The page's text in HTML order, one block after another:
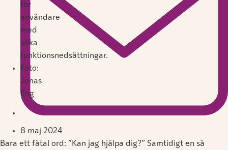
för
användare
med
olika
funktionsnedsättningar.
Foto:
Jonas
Eng
8 maj 2024
Bara ett fåtal ord: ”Kan jag hjälpa dig?” Samtidigt en så